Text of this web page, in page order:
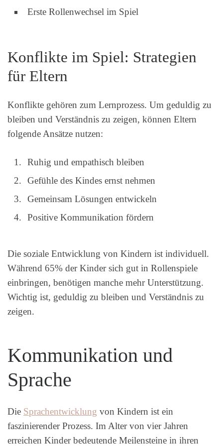
Erste Rollenwechsel im Spiel
Konflikte im Spiel: Strategien
für Eltern
Konflikte gehören zum Lernprozess. Um geduldig zu
bleiben und Verständnis zu zeigen, können Eltern
folgende Ansätze nutzen:
Ruhig und empathisch bleiben
Gefühle des Kindes ernst nehmen
Gemeinsam Lösungen entwickeln
Positive Kommunikation fördern
Die soziale Entwicklung von Kindern ist individuell.
Während 65% der Kinder sich gut in Rollenspiele
einbringen, benötigen manche mehr Unterstützung.
Wichtig ist, geduldig zu bleiben und Verständnis zu
zeigen.
Kommunikation und
Sprache
Die Sprachentwicklung von Kindern ist ein
faszinierender Prozess. Im Alter von vier Jahren
erreichen Kinder bedeutende Meilensteine in ihren